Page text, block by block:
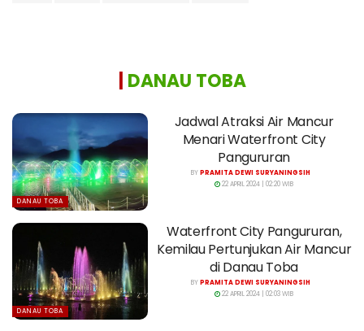
DANAU TOBA
DANAU TOBA
Jadwal Atraksi Air Mancur
Menari Waterfront City
Pangururan
BYPRAMITA DEWI SURYANINGSIH
22 APRIL 2024 | 02:20 WIB
DANAU TOBA
Waterfront City Pangururan,
Kemilau Pertunjukan Air Mancur
di Danau Toba
BYPRAMITA DEWI SURYANINGSIH
22 APRIL 2024 | 02:03 WIB